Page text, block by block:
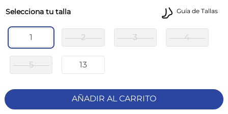
Guía de Tallas
talla
1
13
2 3 4
5
AÑADIR AL CARRITO